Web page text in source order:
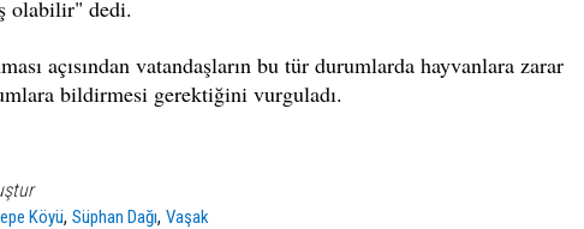
olabilir" dedi.
açısından vatandaşların bu tür durumlarda hayvanlara zarar
bildirmesi gerektiğini vurguladı.
Köyü,Süphan Dağı,Vaşak